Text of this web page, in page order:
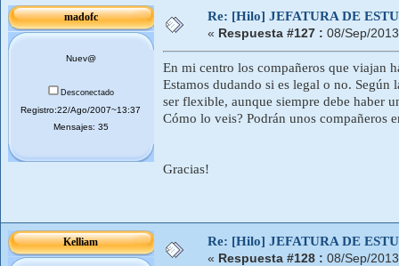
madofc
Nuev@
Desconectado
Registro:22/Ago/2007~13:37
Mensajes: 35
Re: [Hilo] JEFATURA DE
« Respuesta #127 : 08/Sep/
En mi centro los compañeros que viajan
Estamos dudando si es legal o no.
ser flexible, aunque siempre debe haber
Cómo lo veis? Podrán unos compañeros
Gracias!
Kelliam Re: [Hilo] JEFATURA DE
« Respuesta #128 : 08/Sep/